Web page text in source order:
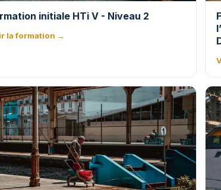
initiale HTi V - Niveau 2
la formation →